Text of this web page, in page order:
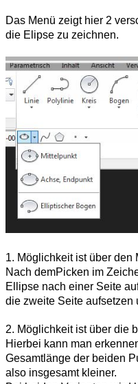
Das Menü zeigt hier 2
die Elipse zu zeichnen.
1. Möglichkeit ist über den
Nach demPicken im
Ellipse nach einer Seite
die zweite Seite aufsetzen
2. Möglichkeit ist über die
Hierbei kann man
Gesamtlänge der beiden
also insgesamt kleiner.